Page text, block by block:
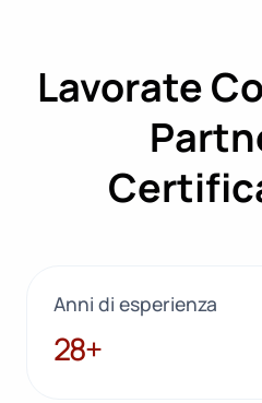
Lavorate
Anni di esperienza
28+
28+